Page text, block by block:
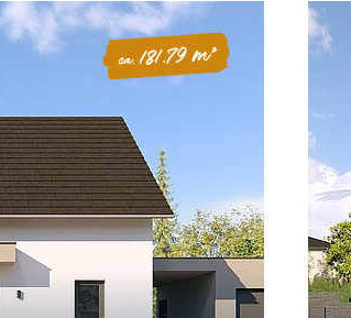
ca.181.79 m²